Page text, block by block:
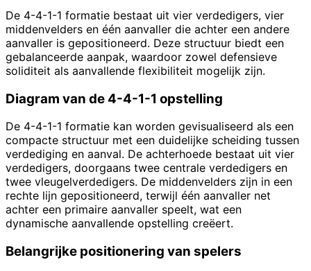
De 4-4-1-1 formatie bestaat uit vier verdedigers, vier
middenvelders en één aanvaller die achter een andere
aanvaller is gepositioneerd. Deze structuur biedt een
gebalanceerde aanpak, waardoor zowel defensieve
soliditeit als aanvallende flexibiliteit mogelijk zijn.
Diagram van de 4-4-1-1 opstelling
De 4-4-1-1 formatie kan worden gevisualiseerd als een
compacte structuur met een duidelijke scheiding tussen
verdediging en aanval. De achterhoede bestaat uit vier
verdedigers, doorgaans twee centrale verdedigers en
twee vleugelverdedigers. De middenvelders zijn in een
rechte lijn gepositioneerd, terwijl één aanvaller net
achter een primaire aanvaller speelt, wat een
dynamische aanvallende opstelling creëert.
Belangrijke positionering van spelers